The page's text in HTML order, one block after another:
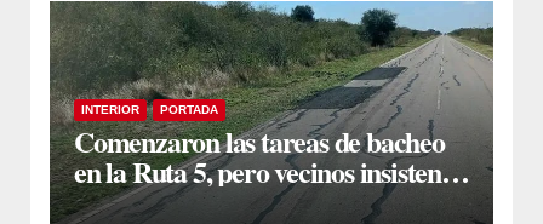
INTERIOR PORTADA
Comenzaron las tareas de bacheo
en la Ruta 5, pero vecinos insisten
en un reclamo integral